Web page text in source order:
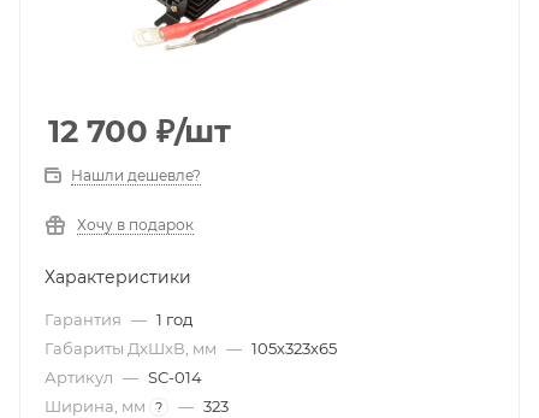
12 700 ₽/шт
Нашли дешевле?
Хочу в подарок
Характеристики
Гарантия — 1 год
Габариты ДxШxВ, мм — 105х323х65
Артикул — SC-014
Ширина, мм
? — 323